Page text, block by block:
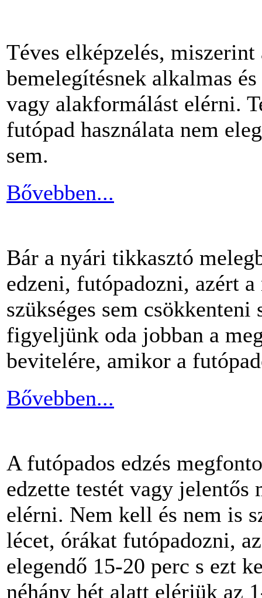
Téves elképzelés, miszerint
bemelegítésnek alkalmas
vagy alakformálást elérni.
futópad használata nem
sem.
Bővebben...
Bár a nyári tikkasztó
edzeni, futópadozni, azért
szükséges sem
figyeljünk oda jobban a
bevitelére, amikor a
Bővebben...
A futópados edzés
edzette testét vagy jelentős
elérni. Nem kell és nem is
lécet, órákat futópadozni,
elegendő 15-20 perc s ezt
néhány hét alatt elérjük az